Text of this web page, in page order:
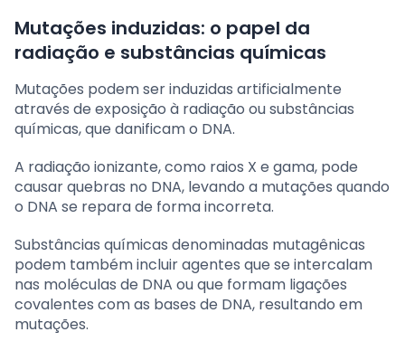
Mutações induzidas: o papel da
radiação e substâncias químicas
Mutações podem ser induzidas artificialmente
através de exposição à radiação ou substâncias
químicas, que danificam o DNA.
A radiação ionizante, como raios X e gama, pode
causar quebras no DNA, levando a mutações quando
o DNA se repara de forma incorreta.
Substâncias químicas denominadas mutagênicas
podem também incluir agentes que se intercalam
nas moléculas de DNA ou que formam ligações
covalentes com as bases de DNA, resultando em
mutações.